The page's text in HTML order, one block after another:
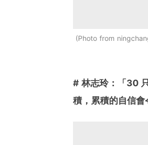
Photo from
# 林志玲：「30
積，累積的自信會